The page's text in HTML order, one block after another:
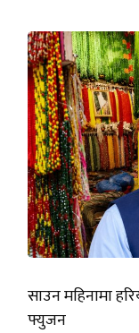
साउन महिनामा
फ्युजन